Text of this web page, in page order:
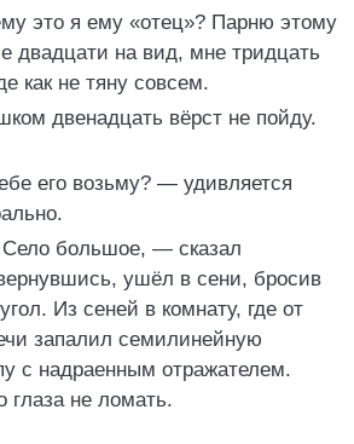
это я ему «отец»? Парню этому
двадцати на вид, мне тридцать
как не тяну совсем.
двенадцать вёрст не пойду.
его возьму? — удивляется
большое, — сказал
ушёл в сени, бросив
Из сеней в комнату, где от
запалил семилинейную
с надраенным отражателем.
глаза не ломать.